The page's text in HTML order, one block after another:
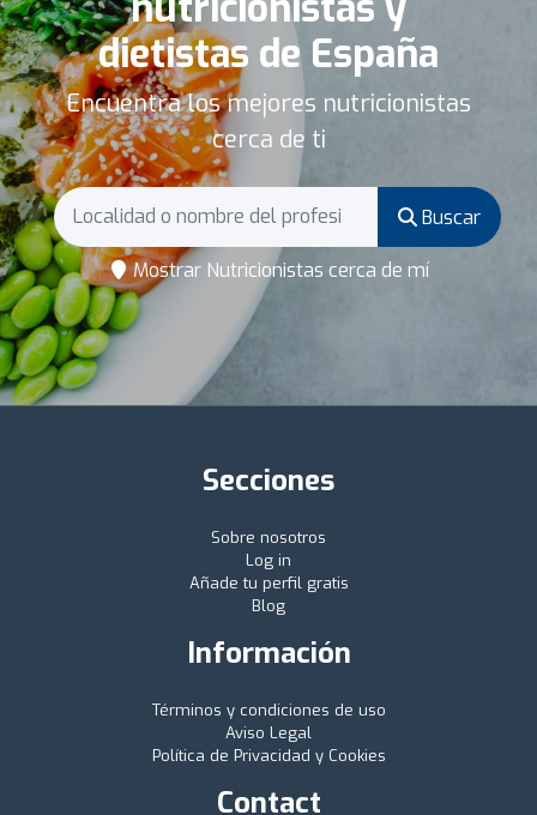
dietistas de España
Encuentra los mejores nutricionistas
cerca de ti
Buscar
Mostrar Nutricionistas cerca de mí
Secciones
Sobre nosotros
Log in
Añade tu perfil gratis
Blog
Información
Términos y condiciones de uso
Aviso Legal
Política de Privacidad y Cookies
Contact